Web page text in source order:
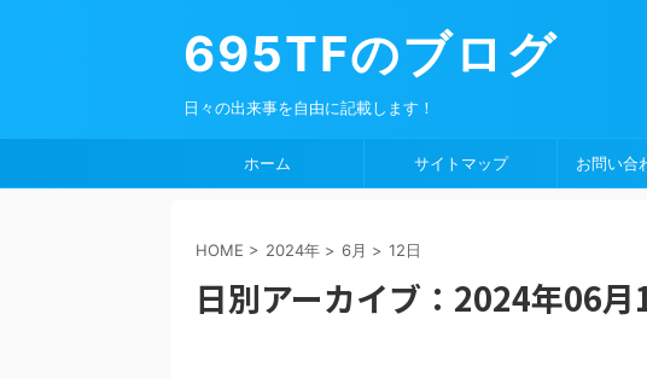
695TFのブログ
日々の出来事を自由に記載します！
ホーム サイトマップ お問い合
HOME > 2024年 > 6月 > 12日
日別アーカイブ：2024年06月